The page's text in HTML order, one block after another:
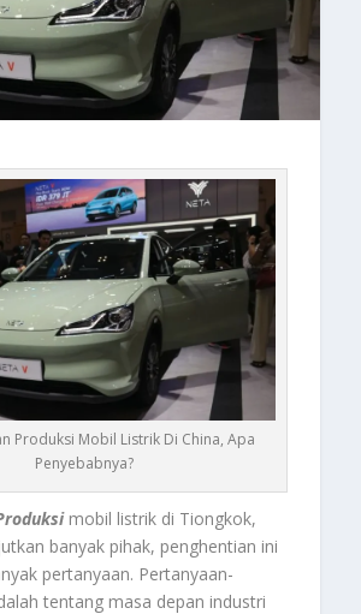
Produksi Mobil Listrik Di China, Apa
Penyebabnya?
mobil listrik di Tiongkok,
banyak pihak, penghentian ini
pertanyaan. Pertanyaan-
tentang masa depan industri